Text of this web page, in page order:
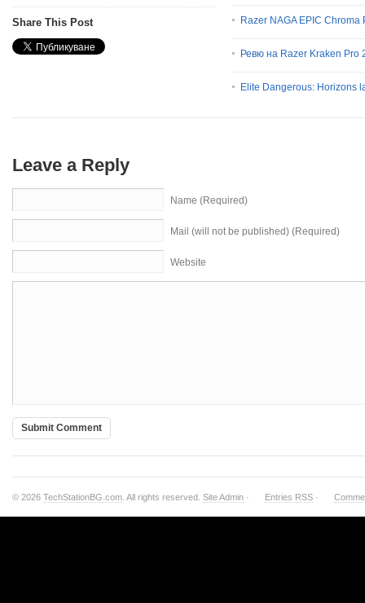
Share This Post Razer NAGA EPIC Chroma
Ревю на Razer Kraken Pro
Elite Dangerous: Horizons
Leave a Reply
Name (Required)
Mail (will not be published) (Required)
Website
© 2026 TechStationBG.com . All rights reserved. Site Admin · Entries RSS ·